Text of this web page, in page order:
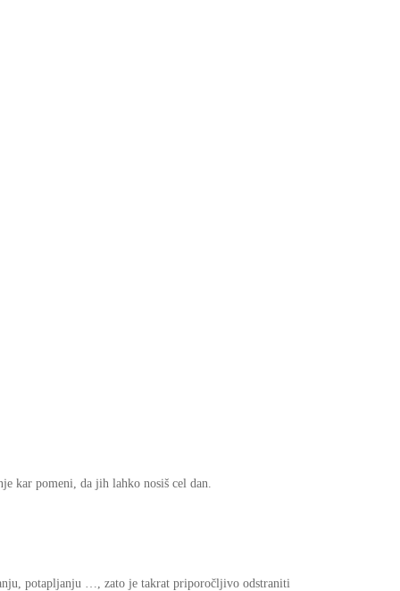
kar pomeni, da jih lahko nosiš cel dan.
potapljanju …, zato je takrat priporočljivo odstraniti